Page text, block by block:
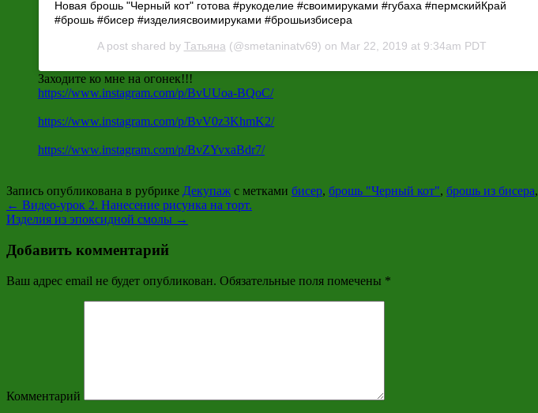
Новая брошь "Черный кот" готова #рукоделие #своимируками #губаха #пермскийКрай
#брошь #бисер #изделиясвоимируками #брошьизбисера
A post shared by Татьяна(@smetaninatv69) on Mar 22, 2019 at 9:34am PDT
Заходите ко мне на огонек!!!
https://www.instagram.com/p/BvUUoa-BQoC/
https://www.instagram.com/p/BvV0z3KhmK2/
https://www.instagram.com/p/BvZYvxaBdr7/
Запись опубликована в рубрике Декупаж с метками бисер, брошь "Черный кот", брошь из бисера,
← Видео-урок 2. Нанесение рисунка на торт.
Изделия из эпоксидной смолы →
Добавить комментарий
Ваш адрес email не будет опубликован. Обязательные поля помечены *
Комментарий